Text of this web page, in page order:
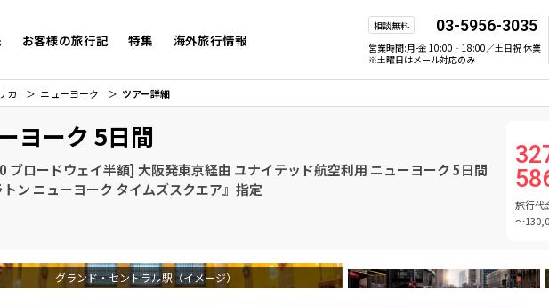
お客様の旅行記 特集 海外旅行情報
相談無料 03-5956-3035
営業時間:月-金 10:00‐18:00／土日祝 休業
※土曜日はメール対応のみ
カ ニューヨーク ツアー詳細
ヨーク 5日間
ブロードウェイ半額] 大阪発東京経由 ユナイテッド航空利用 ニューヨーク 5日間
ン ニューヨーク タイムズスクエア』指定
旅行代
～
グランド・セントラル駅（イメージ）